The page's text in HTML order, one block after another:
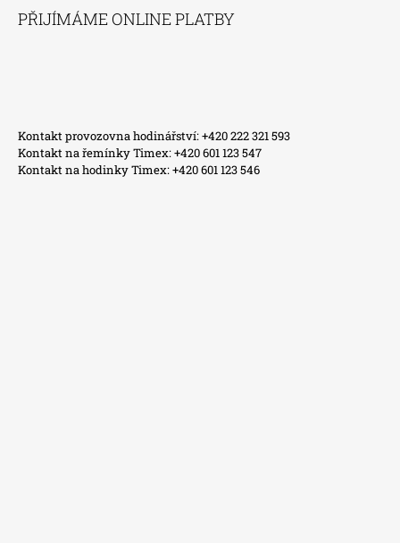
PŘIJÍMÁME ONLINE PLATBY
Kontakt provozovna hodinářství: +420 222 321 593
Kontakt na řemínky Timex: +420 601 123 547
Kontakt na hodinky Timex: +420 601 123 546